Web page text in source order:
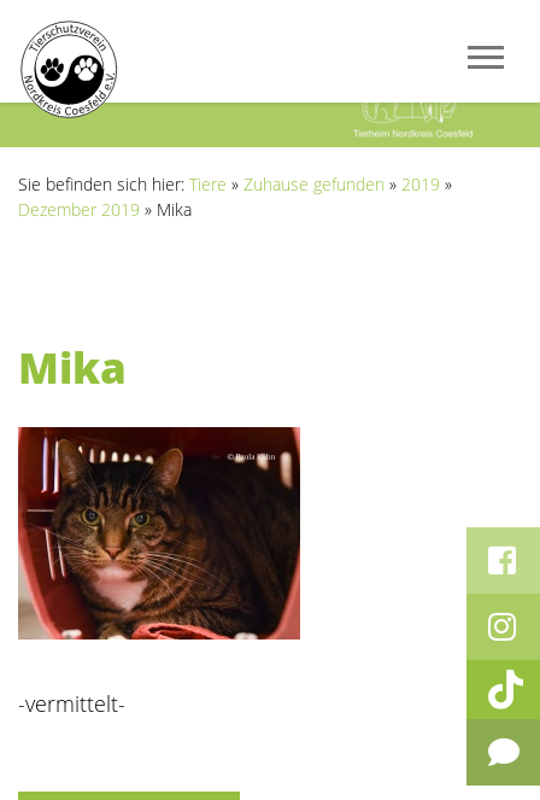
Sie befinden sich hier: Tiere » Zuhause gefunden » 2019 »
Dezember 2019 » Mika
Mika
-vermittelt-